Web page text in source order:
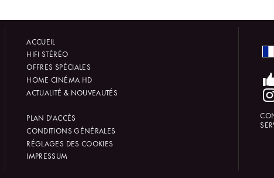
ACCUEIL
HIFI STÉRÉO
OFFRES SPÉCIALES
HOME CINÉMA HD
ACTUALITÉ & NOUVEAUTÉS
PLAN D'ACCÈS
CONDITIONS GÉNÉRALES
RÉGLAGES DES COOKIES
IMPRESSUM